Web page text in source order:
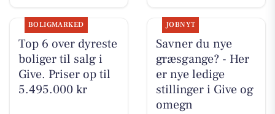
BOLIGMARKED
Top 6 over dyreste
boliger til salg i
Give. Priser op til
5.495.000 kr
JOBNYT
Savner du nye
græsgange? - Her
er nye ledige
stillinger i Give og
omegn